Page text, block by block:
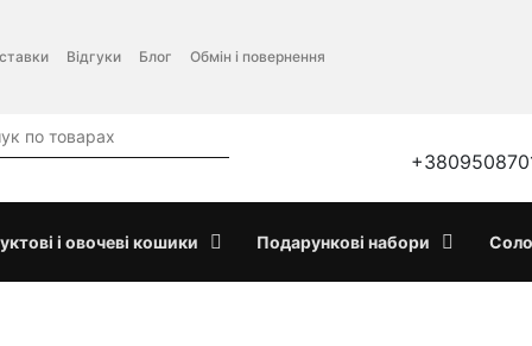
Відгуки Блог Обмін і повернення
і овочеві кошики Подарункові набори